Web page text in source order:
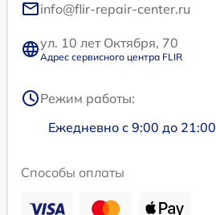
info@flir-repair-center.ru
ул. 10 лет Октября, 70
Адрес сервисного центра FLIR
Режим работы:
Ежедневно с 9:00 до 21:00
Способы оплаты